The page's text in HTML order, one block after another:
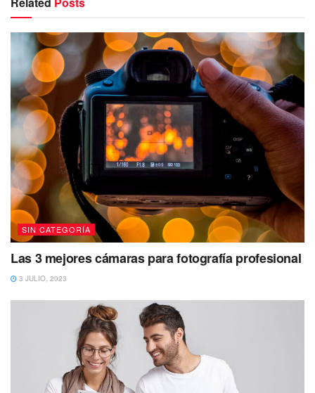
SIN CATEGORÍA
Las 3 mejores cámaras para fotografía profesional
3 JULIO, 2023